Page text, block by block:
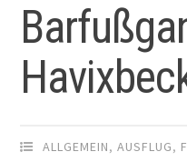
ALLGEMEIN,AUSFLUG,